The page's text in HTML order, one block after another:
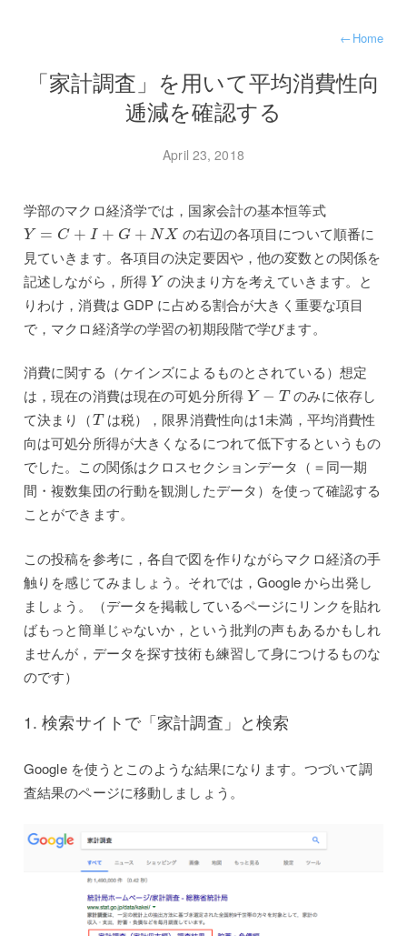
←Home
「家計調査」を用いて平均消費性向
逓減を確認する
April 23, 2018
学部のマクロ経済学では，国家会計の基本恒等式
Y = C + I + G + NX
Y=C +I+ G + N X
の右辺の各項目について順番に
見ていきます。各項目の決定要因や，他の変数との関係を
記述しながら，所得Y
Yの決まり方を考えていきます。と
りわけ，消費は GDP に占める割合が大きく重要な項目
で，マクロ経済学の学習の初期段階で学びます。
消費に関する（ケインズによるものとされている）想定
は，現在の消費は現在の可処分所得Y − T
Y−
のみに依存し
て決まり（T
Tは税），限界消費性向は1未満，平均消費性
向は可処分所得が大きくなるにつれて低下するというもの
でした。この関係はクロスセクションデータ（＝同一期
間・複数集団の行動を観測したデータ）を使って確認する
ことができます。
この投稿を参考に，各自で図を作りながらマクロ経済の手
触りを感じてみましょう。それでは，Google から出発し
ましょう。（データを掲載しているページにリンクを貼れ
ばもっと簡単じゃないか，という批判の声もあるかもしれ
ませんが，データを探す技術も練習して身につけるものな
のです）
1. 検索サイトで「家計調査」と検索
Google を使うとこのような結果になります。つづいて調
査結果のページに移動しましょう。